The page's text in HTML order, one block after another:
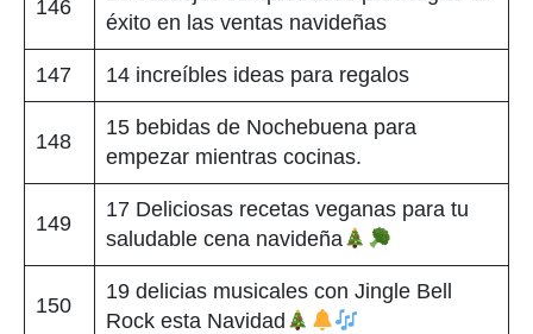
146
éxito en las ventas navideñas
147 14 increíbles ideas para regalos
148
15 bebidas de Nochebuena para
empezar mientras cocinas.
149
17 Deliciosas recetas veganas para tu
saludable cena navideña
150
19 delicias musicales con Jingle Bell
Rock esta Navidad